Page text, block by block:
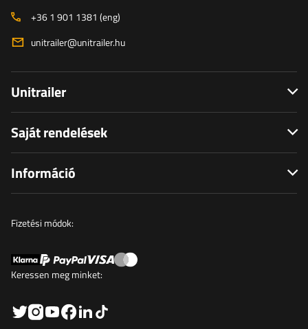
+36 1 901 1381 (eng)
unitrailer@unitrailer.hu
Unitrailer
Saját rendelések
Információ
Fizetési módok:
Keressen meg minket: